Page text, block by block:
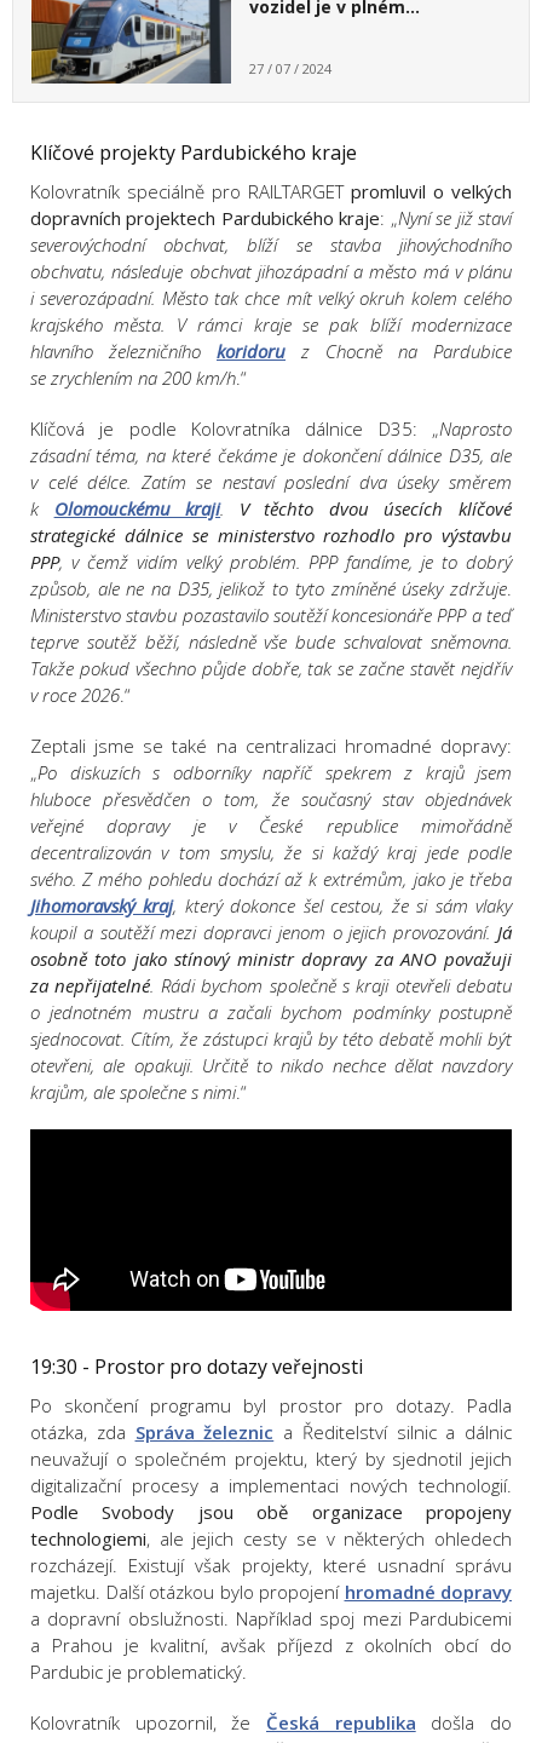
vozidel je v plném…
27 / 07 / 2024
Klíčové projekty Pardubického kraje
Kolovratník speciálně pro RAILTARGET promluvil o velkých
dopravních projektech Pardubického kraje: „Nyní se již staví
severovýchodní obchvat, blíží se stavba jihovýchodního
obchvatu, následuje obchvat jihozápadní a město má v plánu
i severozápadní. Město tak chce mít velký okruh kolem celého
krajského města. V rámci kraje se pak blíží modernizace
hlavního železničního koridoru z Chocně na Pardubice
se zrychlením na 200 km/h.“
Klíčová je podle Kolovratníka dálnice D35: „Naprosto
zásadní téma, na které čekáme je dokončení dálnice D35, ale
v celé délce. Zatím se nestaví poslední dva úseky směrem
k Olomouckému kraji. V těchto dvou úsecích klíčové
strategické dálnice se ministerstvo rozhodlo pro výstavbu
PPP, v čemž vidím velký problém. PPP fandíme, je to dobrý
způsob, ale ne na D35, jelikož to tyto zmíněné úseky zdržuje.
Ministerstvo stavbu pozastavilo soutěží koncesionáře PPP a teď
teprve soutěž běží, následně vše bude schvalovat sněmovna.
Takže pokud všechno půjde dobře, tak se začne stavět nejdřív
v roce 2026.“
Zeptali jsme se také na centralizaci hromadné dopravy:
„Po diskuzích s odborníky napříč spekrem z krajů jsem
hluboce přesvědčen o tom, že současný stav objednávek
veřejné dopravy je v České republice mimořádně
decentralizován v tom smyslu, že si každý kraj jede podle
svého. Z mého pohledu dochází až k extrémům, jako je třeba
Jihomoravský kraj, který dokonce šel cestou, že si sám vlaky
koupil a soutěží mezi dopravci jenom o jejich provozování. Já
osobně toto jako stínový ministr dopravy za ANO považuji
za nepřijatelné. Rádi bychom společně s kraji otevřeli debatu
o jednotném mustru a začali bychom podmínky postupně
sjednocovat. Cítím, že zástupci krajů by této debatě mohli být
otevřeni, ale opakuji. Určitě to nikdo nechce dělat navzdory
krajům, ale společne s nimi.“
19:30 - Prostor pro dotazy veřejnosti
Po skončení programu byl prostor pro dotazy. Padla
otázka, zda Správa železnic a Ředitelství silnic a dálnic
neuvažují o společném projektu, který by sjednotil jejich
digitalizační procesy a implementaci nových technologií.
Podle Svobody jsou obě organizace propojeny
technologiemi, ale jejich cesty se v některých ohledech
rozcházejí. Existují však projekty, které usnadní správu
majetku. Další otázkou bylo propojení hromadné dopravy
a dopravní obslužnosti. Například spoj mezi Pardubicemi
a Prahou je kvalitní, avšak příjezd z okolních obcí do
Pardubic je problematický.
Kolovratník upozornil, že Česká republika došla do